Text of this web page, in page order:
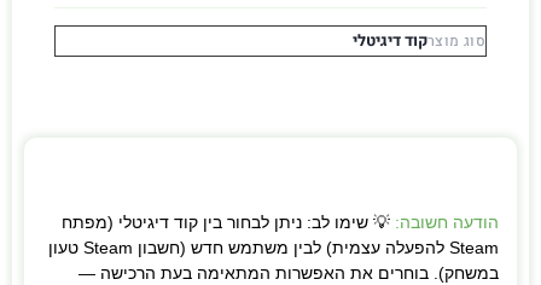
סוג מוצרקוד דיגיטלי
הודעה חשובה: 💡 שימו לב: ניתן לבחור בין קוד דיגיטלי (מפתח
Steam להפעלה עצמית) לבין משתמש חדש (חשבון Steam טעון
במשחק). בוחרים את האפשרות המתאימה בעת הרכישה —